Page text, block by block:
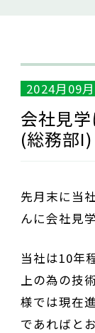
2024月09
会社見
(総務部I)
先月末に当
んに会社見
当社は10年
上の為の技
様では現在
であればと